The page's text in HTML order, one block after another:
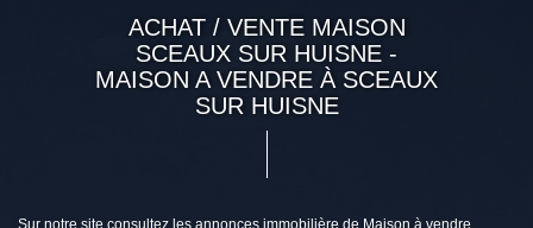
ACHAT / VENTE MAISON
SCEAUX SUR HUISNE -
MAISON A VENDRE À SCEAUX
SUR HUISNE
Sur notre site consultez les annonces immobilière de Maison à vendre